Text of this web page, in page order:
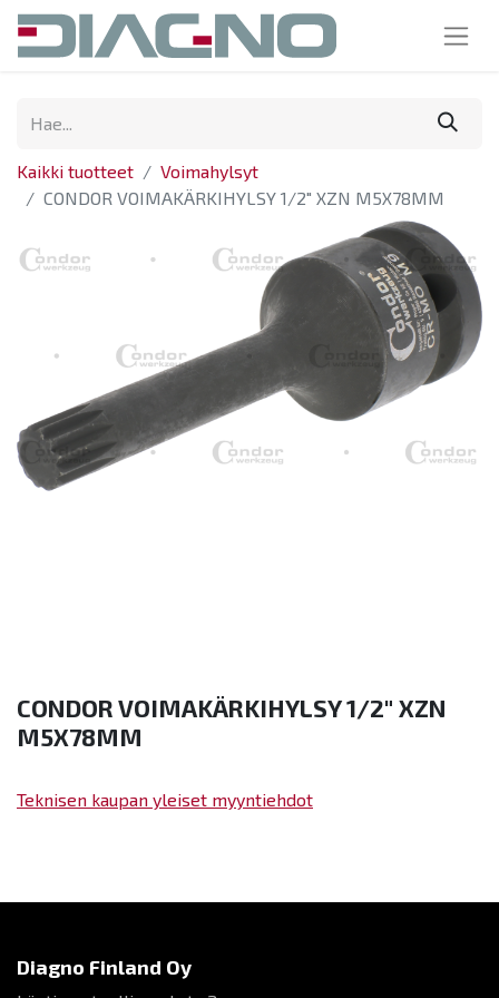
Kaikki tuotteet
Voimahylsyt
CONDOR VOIMAKÄRKIHYLSY 1/2" XZN M5X78MM
CONDOR VOIMAKÄRKIHYLSY 1/2" XZN
M5X78MM
Teknisen kaupan yleiset myyntiehdot
Diagno Finland Oy